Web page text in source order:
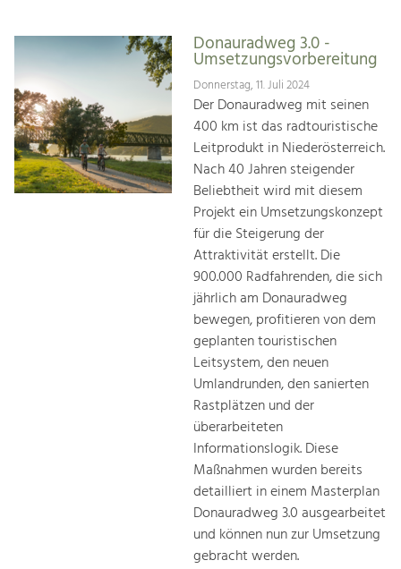
Donauradweg 3.0 -
Umsetzungsvorbereitung
Donnerstag, 11. Juli 2024
Der Donauradweg mit seinen
400 km ist das radtouristische
Leitprodukt in Niederösterreich.
Nach 40 Jahren steigender
Beliebtheit wird mit diesem
Projekt ein Umsetzungskonzept
für die Steigerung der
Attraktivität erstellt. Die
900.000 Radfahrenden, die sich
jährlich am Donauradweg
bewegen, profitieren von dem
geplanten touristischen
Leitsystem, den neuen
Umlandrunden, den sanierten
Rastplätzen und der
überarbeiteten
Informationslogik. Diese
Maßnahmen wurden bereits
detailliert in einem Masterplan
Donauradweg 3.0 ausgearbeitet
und können nun zur Umsetzung
gebracht werden.